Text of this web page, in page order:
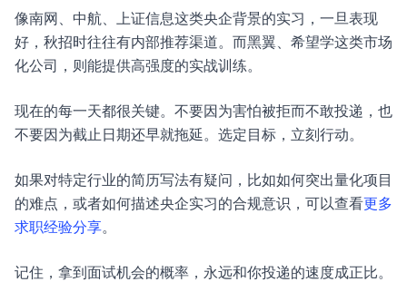
像南网、中航、上证信息这类央企背景的实习，一旦表现
好，秋招时往往有内部推荐渠道。而黑翼、希望学这类市场
化公司，则能提供高强度的实战训练。
现在的每一天都很关键。不要因为害怕被拒而不敢投递，也
不要因为截止日期还早就拖延。选定目标，立刻行动。
如果对特定行业的简历写法有疑问，比如如何突出量化项目
的难点，或者如何描述央企实习的合规意识，可以查看更多
求职经验分享。
记住，拿到面试机会的概率，永远和你投递的速度成正比。